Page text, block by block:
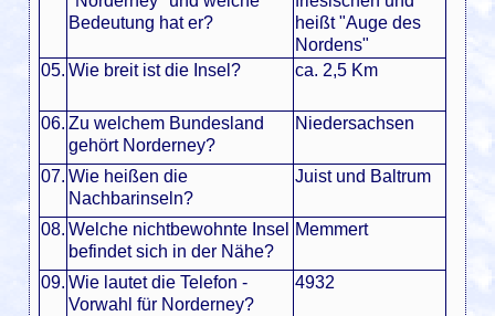
Bedeutung hat er?
heißt "Auge des
Nordens"
05. Wie breit ist die Insel? ca. 2,5 Km
06. Zu welchem Bundesland
gehört Norderney?
Niedersachsen
07. Wie heißen die
Nachbarinseln?
Juist und Baltrum
08. Welche nichtbewohnte Insel
befindet sich in der Nähe?
Memmert
09. Wie lautet die Telefon -
Vorwahl für Norderney?
4932